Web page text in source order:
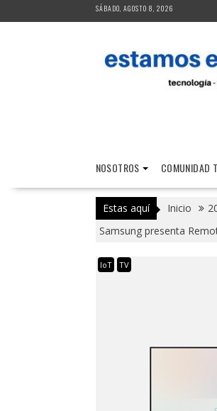
al
SÁBADO, AGOSTO 8, 2026
NOSOTROS COMUNIDAD
Estas aquí Inicio
Samsung presenta
IoT TV